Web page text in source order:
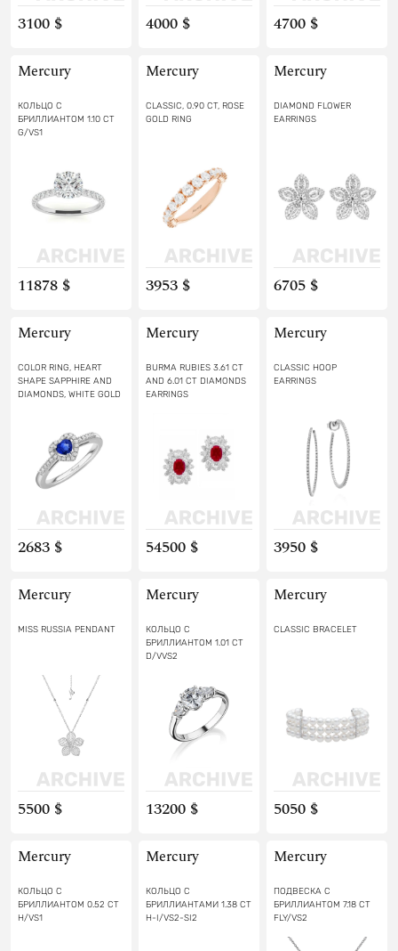
3100 $ 4000 $ 4700 $
Mercury
КОЛЬЦО С
БРИЛЛИАНТОМ 1.10 СТ
G/VS1
11878 $
Mercury
CLASSIC, 0.90 CT, ROSE
GOLD RING
3953 $
Mercury
DIAMOND FLOWER
EARRINGS
6705 $
Mercury
COLOR RING, HEART
SHAPE SAPPHIRE AND
DIAMONDS, WHITE GOLD
2683 $
Mercury
BURMA RUBIES 3.61 CT
AND 6.01 CT DIAMONDS
EARRINGS
54500 $
Mercury
CLASSIC HOOP
EARRINGS
3950 $
Mercury
MISS RUSSIA PENDANT
5500 $
Mercury
КОЛЬЦО С
БРИЛЛИАНТОМ 1.01 CT
D/VVS2
13200 $
Mercury
CLASSIC BRACELET
5050 $
Mercury
КОЛЬЦО С
БРИЛЛИАНТОМ 0.52 CT
H/VS1
Mercury
КОЛЬЦО С
БРИЛЛИАНТАМИ 1.38 CT
H-I/VS2-SI2
Mercury
ПОДВЕСКА С
БРИЛЛИАНТОМ 7.18 CT
FLY/VS2